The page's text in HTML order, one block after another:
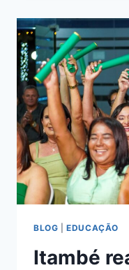
BLOG |EDUCAÇÃO
Itambé